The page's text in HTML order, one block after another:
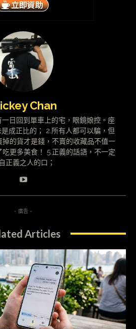
Chan
日回到單車上的宅，眼鏡娘控。座
成正比的； 2.所有人都可以騙，但
的貨才是錢，不賣的收藏品不值一
更多美食！ 5.正義的話語，不一定
正義之人的口；
- 廣告 -
Articles